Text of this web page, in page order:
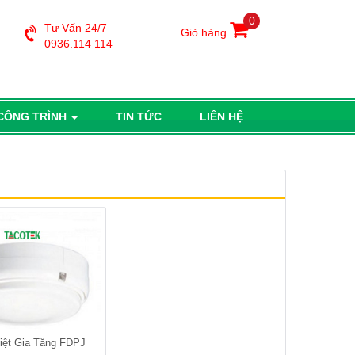
Tư Vấn 24/7
0936.114 114
Giỏ hàng
0
TRÌNH TIN TỨC LIÊN HỆ
Gia Tăng FDPJ